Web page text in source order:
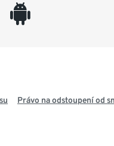
android
Právo na odstoupení od